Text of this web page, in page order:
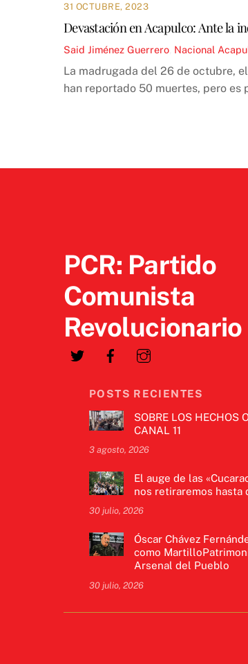
31 OCTUBRE, 2023
Devastación en Acapulco: Ante la
Said Jiménez Guerrero Nacional
La madrugada del 26 de octubre,
han reportado 50 muertes, pero
PCR: Partido
Comunista
Revolucionario
POSTS RECIENTES
SOBRE LOS HECHOS
CANAL 11
3 agosto, 2026
El auge de las
nos retiraremos hasta
30 julio, 2026
Óscar Chávez
como
Arsenal del Pueblo
30 julio, 2026